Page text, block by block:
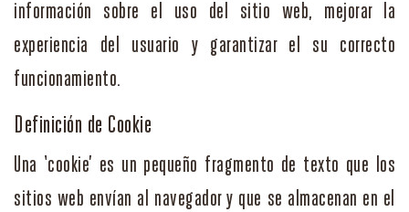
información sobre el uso del sitio web, mejorar la
experiencia del usuario y garantizar el su correcto
funcionamiento.
Definición de Cookie
Una ‘cookie’ es un pequeño fragmento de texto que los
sitios web envían al navegador y que se almacenan en el